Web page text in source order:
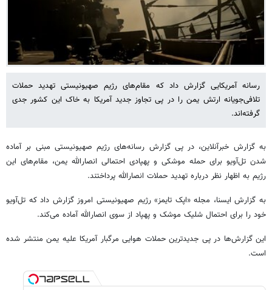
رسانه آمریکایی گزارش داد که مقام‌های رژیم صهیونیستی تهدید حملات
تلافی‌جویانه ارتش یمن را در پی تجاوز جدید آمریکا به خاک این کشور جدی
گرفته‌اند.
به گزارش خبرآنلاین، در پی گزارش‌ رسانه‌های رژیم صهیونیستی مبنی بر آماده
شدن تل‌آویو برای حمله موشکی و پهپادی احتمالی انصارالله یمن، مقام‌های این
رژیم به اظهار نظر درباره تهدید حملات انصارالله پرداختند.
به گزارش ایسنا، مجله «اپک تایمز» رژیم صهیونیستی امروز گزارش داد که تل‌آویو
خود را برای احتمال شلیک موشک و پهپاد از سوی انصارالله آماده می‌کند.
این گزارش‌ها در پی جدیدترین حملات هوایی مرگبار آمریکا علیه یمن منتشر شده
است.